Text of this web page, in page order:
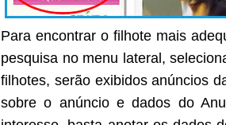
Para encontrar o filhote mais
pesquisa no menu lateral,
filhotes, serão exibidos anúncios
sobre o anúncio e dados do